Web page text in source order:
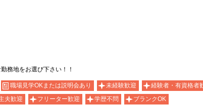
務地をお選び下さい！！
職場見学OKまたは説明会あり 未経験歓迎
経験者・有資格者
夫歓迎 フリーター歓迎 学歴不問
ブランクOK